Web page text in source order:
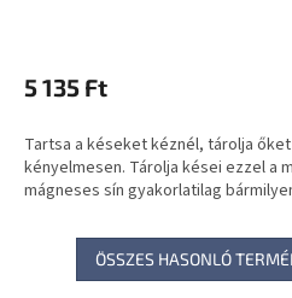
5 135 Ft
Tartsa a késeket kéznél, tárolja
kényelmesen. Tárolja kései ezzel a
mágneses sín gyakorlatilag
ÖSSZES HASONLÓ